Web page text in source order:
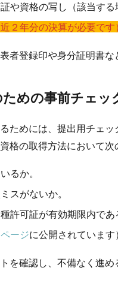
や資格の写し（該当する
近２年分の決算が必要です
者登録印や身分証明書な
めの事前チェッ
ためには、提出用チェ
格の取得方法において次
るか。
スがないか。
許可証が有効期限内であ
ージに公開されています
を確認し、不備なく進